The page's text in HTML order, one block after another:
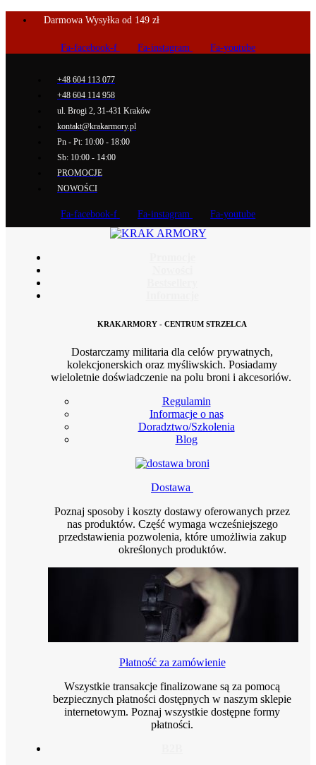
Darmowa Wysyłka od 149 zł
Fa-facebook-f Fa-instagram Fa-youtube
+48 604 113 077
+48 604 114 958
ul. Brogi 2, 31-431 Kraków
kontakt@krakarmory.pl
Pn - Pt: 10:00 - 18:00
Sb: 10:00 - 14:00
PROMOCJE
NOWOŚCI
Fa-facebook-f Fa-instagram Fa-youtube
KRAKARMORY - CENTRUM STRZELCA
Dostarczamy militaria dla celów prywatnych,
kolekcjonerskich oraz myśliwskich. Posiadamy
wieloletnie doświadczenie na polu broni i akcesoriów.
Regulamin
Informacje o nas
Doradztwo/Szkolenia
Blog
Dostawa
Poznaj sposoby i koszty dostawy oferowanych przez
nas produktów. Część wymaga wcześniejszego
przedstawienia pozwolenia, które umożliwia zakup
określonych produktów.
Płatność za zamówienie
Wszystkie transakcje finalizowane są za pomocą
bezpiecznych płatności dostępnych w naszym sklepie
internetowym. Poznaj wszystkie dostępne formy
płatności.